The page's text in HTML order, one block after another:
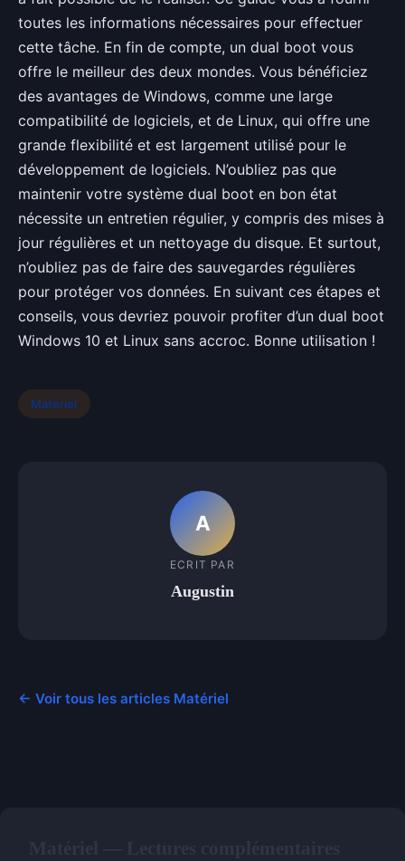
toutes les informations nécessaires pour effectuer
cette tâche. En fin de compte, un dual boot vous
offre le meilleur des deux mondes. Vous bénéficiez
des avantages de Windows, comme une large
compatibilité de logiciels, et de Linux, qui offre une
grande flexibilité et est largement utilisé pour le
développement de logiciels. N’oubliez pas que
maintenir votre système dual boot en bon état
nécessite un entretien régulier, y compris des mises à
jour régulières et un nettoyage du disque. Et surtout,
n’oubliez pas de faire des sauvegardes régulières
pour protéger vos données. En suivant ces étapes et
conseils, vous devriez pouvoir profiter d’un dual boot
Windows 10 et Linux sans accroc. Bonne utilisation !
Matériel
A
ECRIT PAR
Augustin
← Voir tous les articles Matériel